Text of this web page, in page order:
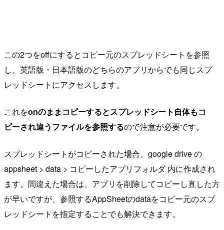
この2つをoffにするとコピー元のスプレッドシートを参照
し、英語版・日本語版のどちらのアプリからでも同じスプ
レッドシートにアクセスします。
これをonのままコピーするとスプレッドシート自体もコ
ピーされ違うファイルを参照するので注意が必要です。
スプレッドシートがコピーされた場合、google drive の
appsheet > data > コピーしたアプリフォルダ 内に作成され
ます。間違えた場合は、アプリを削除してコピーし直した方
が早いですが、参照するAppSheetのdataをコピー元のスプ
レッドシートを指定することでも解決できます。